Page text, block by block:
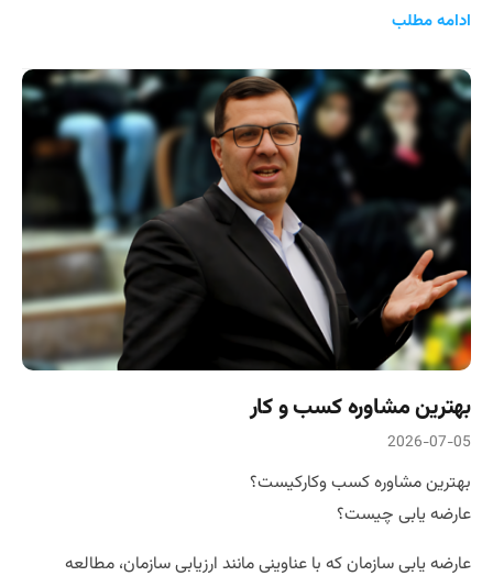
ادامه مطلب
بهترین مشاوره کسب و کار
2026-07-05
بهترین مشاوره کسب وکارکیست؟
عارضه یابی چیست؟
عارضه یابی سازمان که با عناوینی مانند ارزیابی سازمان، مطالعه